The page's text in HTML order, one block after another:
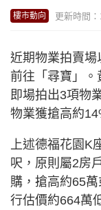
樓市動向 更新時間
近期物業拍賣場
前往「尋寶」。
即場拍出3項物
物業獲搶高約
上述德福花園K
呎，原則屬2房
購，搶高約65
行估價約664萬